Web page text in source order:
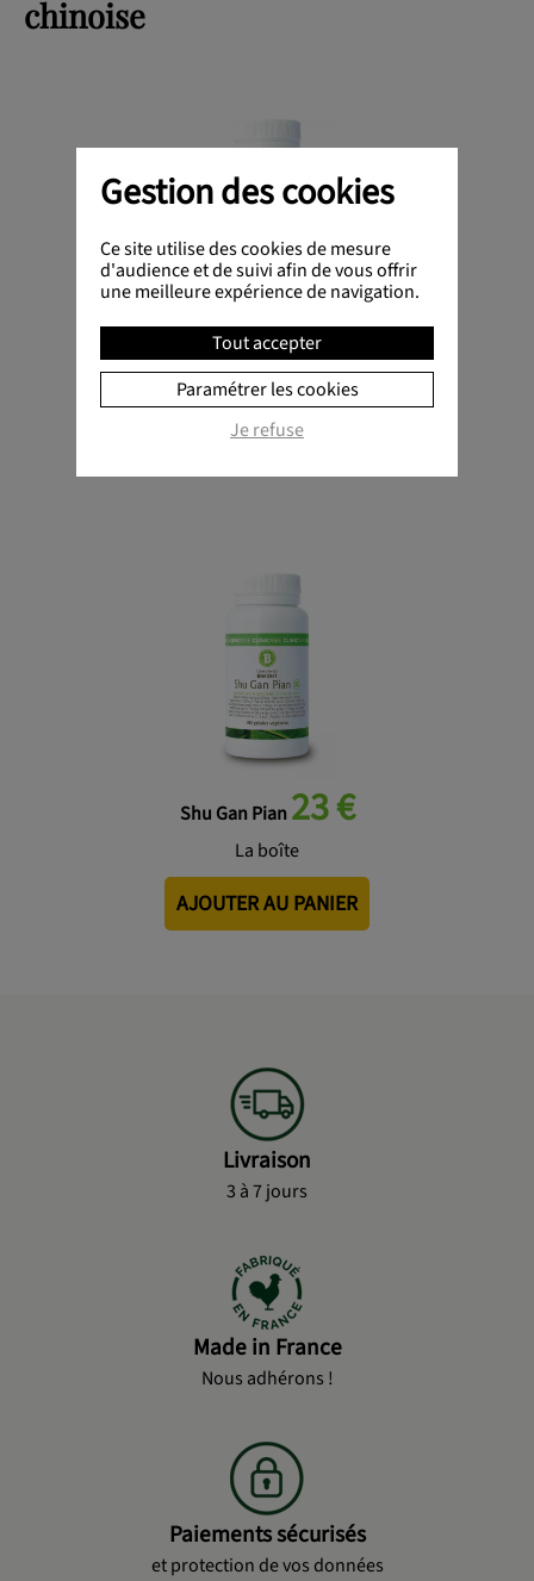
chinoise
Run Chang Pian23 €
La boîte
Shu Gan Pian23 €
La boîte
AJOUTER AU PANIER
Livraison
3 à 7 jours
Made in France
Nous adhérons !
Paiements sécurisés
et protection de vos données
Gestion des cookies
Ce site utilise des cookies de mesure
d'audience et de suivi afin de vous offrir
une meilleure expérience de navigation.
Tout accepter
Paramétrer les cookies
Je refuse